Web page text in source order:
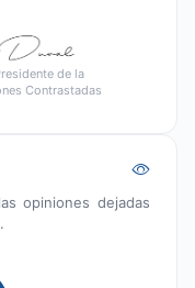
de la
Contrastadas
opiniones dejadas